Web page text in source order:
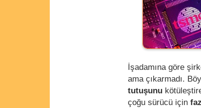
İşadamına göre
ama çıkarmadı.
tutuşunu
çoğu sürücü için